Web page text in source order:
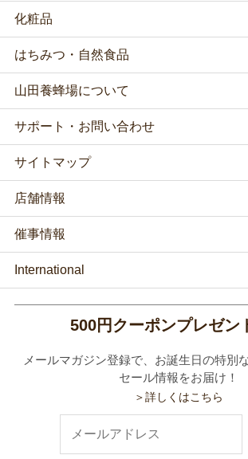
化粧品
はちみつ・自然食品
山田養蜂場について
サポート・お問い合わせ
サイトマップ
店舗情報
催事情報
International
500円クーポンプレゼン
メールマガジン登録で、お誕生日の特別
セール情報をお届け！
＞詳しくはこちら